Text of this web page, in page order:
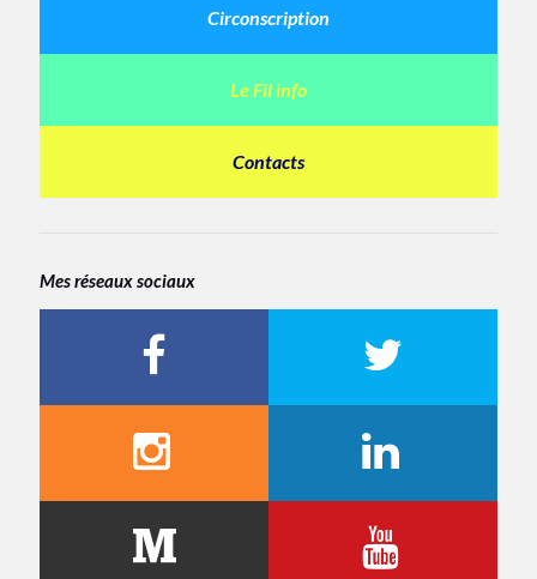
Circonscription
Le Fil info
Contacts
Mes réseaux sociaux